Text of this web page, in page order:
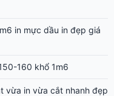
in mực dầu in đẹp giá
160 khổ 1m6
vừa in vừa cắt nhanh đẹp